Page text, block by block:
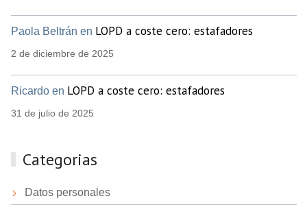
Paola Beltrán en LOPD a coste cero: estafadores
2 de diciembre de 2025
Ricardo en LOPD a coste cero: estafadores
31 de julio de 2025
Categorias
Datos personales